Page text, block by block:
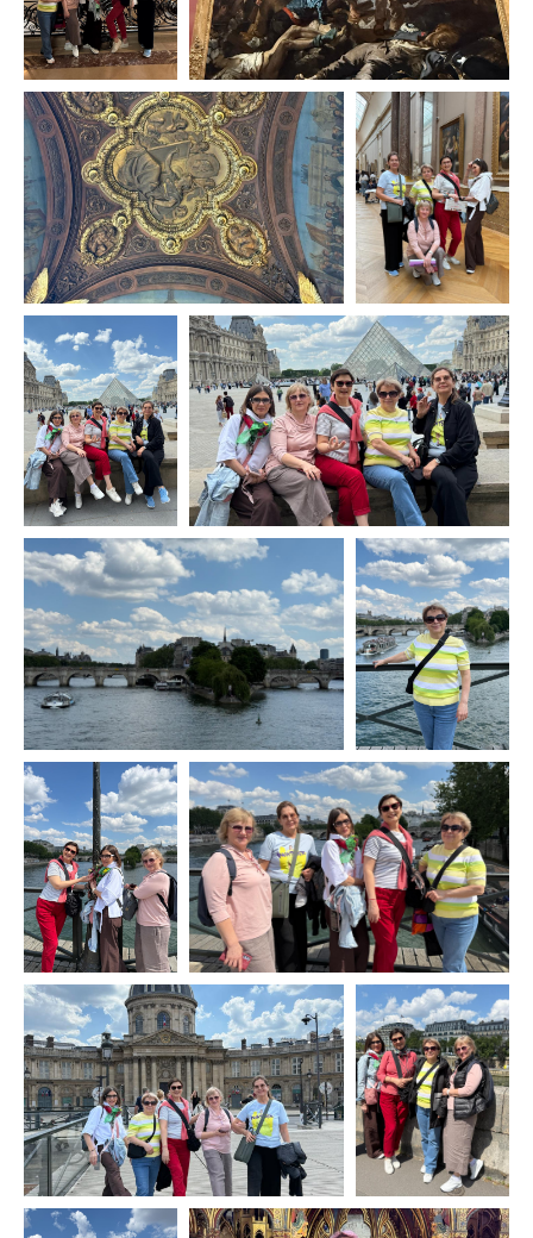
Присоединяйтесь к
нам в соцсетях
Активно рассказываем про интересные
места, наши поездки и события